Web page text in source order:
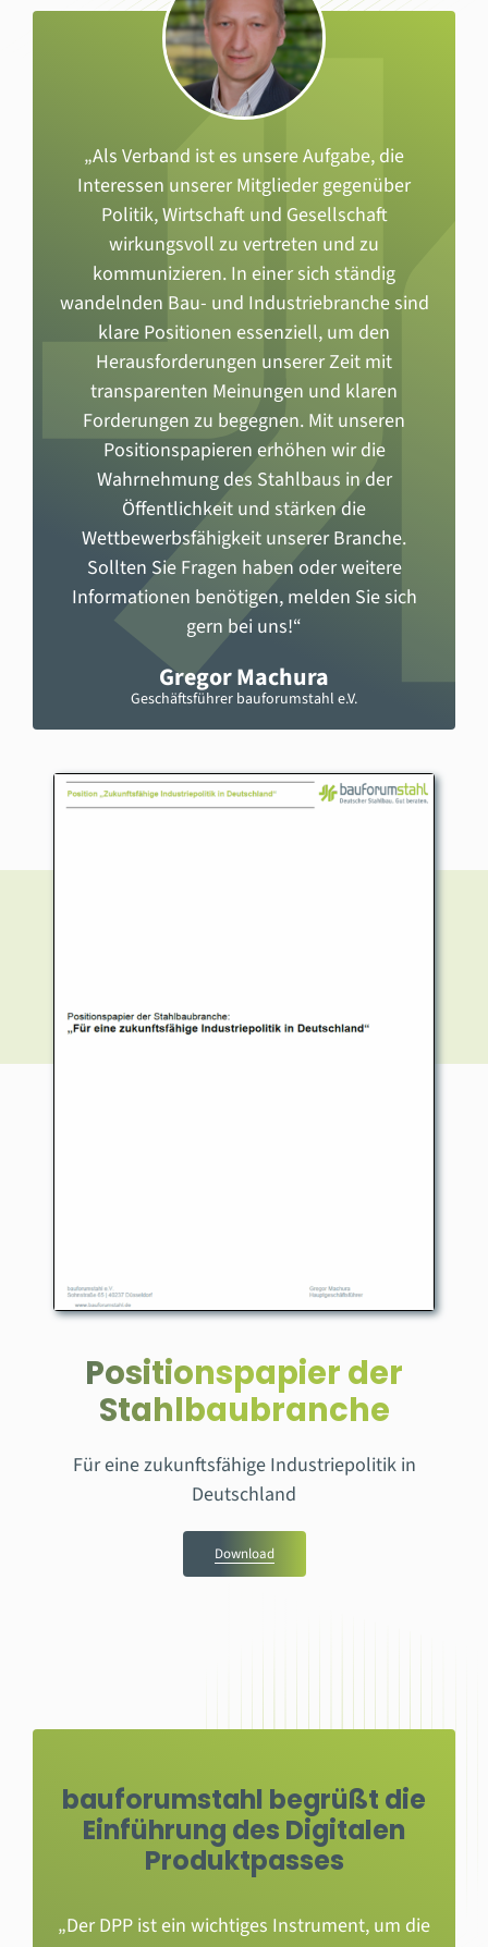
„Als Verband ist es unsere Aufgabe, die
Interessen unserer Mitglieder gegenüber
Politik, Wirtschaft und Gesellschaft
wirkungsvoll zu vertreten und zu
kommunizieren. In einer sich ständig
wandelnden Bau- und Industriebranche sind
klare Positionen essenziell, um den
Herausforderungen unserer Zeit mit
transparenten Meinungen und klaren
Forderungen zu begegnen. Mit unseren
Positionspapieren erhöhen wir die
Wahrnehmung des Stahlbaus in der
Öffentlichkeit und stärken die
Wettbewerbsfähigkeit unserer Branche.
Sollten Sie Fragen haben oder weitere
Informationen benötigen, melden Sie sich
gern bei uns!“
Gregor Machura
Geschäftsführer bauforumstahl e.V.
Positionspapier der
Stahlbaubranche
Für eine zukunftsfähige Industriepolitik in
Deutschland
Download
bauforumstahl begrüßt die
Einführung des Digitalen
Produktpasses
„Der DPP ist ein wichtiges Instrument, um die